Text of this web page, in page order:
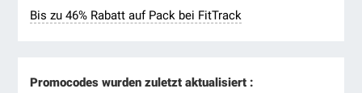
Bis zu 46% Rabatt auf Pack bei FitTrack
Promocodes wurden zuletzt aktualisiert :